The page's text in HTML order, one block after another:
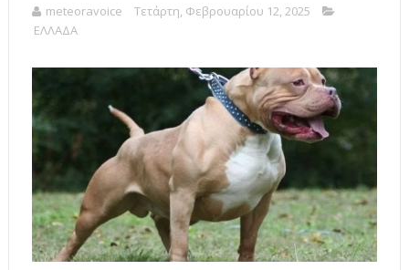
meteoravoice
Τετάρτη, Φεβρουαρίου 12, 2025
ΕΛΛΑΔΑ